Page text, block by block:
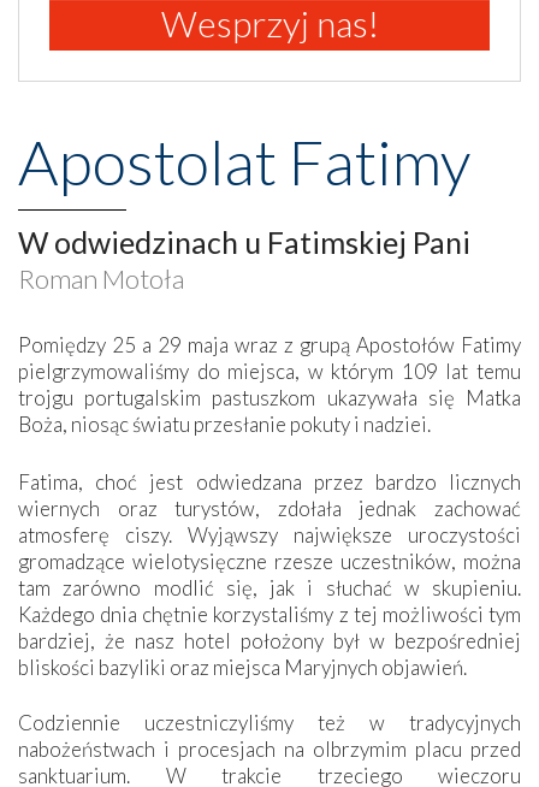
Wesprzyj nas!
Apostolat Fatimy
W odwiedzinach u Fatimskiej Pani
Roman Motoła
Pomiędzy 25 a 29 maja wraz z grupą Apostołów Fatimy
pielgrzymowaliśmy do miejsca, w którym 109 lat temu
trojgu portugalskim pastuszkom ukazywała się Matka
Boża, niosąc światu przesłanie pokuty i nadziei.
Fatima, choć jest odwiedzana przez bardzo licznych
wiernych oraz turystów, zdołała jednak zachować
atmosferę ciszy. Wyjąwszy największe uroczystości
gromadzące wielotysięczne rzesze uczestników, można
tam zarówno modlić się, jak i słuchać w skupieniu.
Każdego dnia chętnie korzystaliśmy z tej możliwości tym
bardziej, że nasz hotel położony był w bezpośredniej
bliskości bazyliki oraz miejsca Maryjnych objawień.
Codziennie uczestniczyliśmy też w tradycyjnych
nabożeństwach i procesjach na olbrzymim placu przed
sanktuarium. W trakcie trzeciego wieczoru